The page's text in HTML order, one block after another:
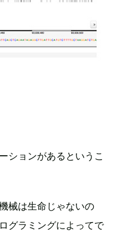
ションがあるというこ
械は生命じゃないの
グラミングによってで